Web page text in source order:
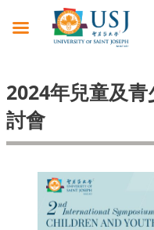
2024年兒童及
討會